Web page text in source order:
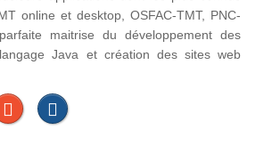
online et desktop, OSFAC-TMT, PNC-
maitrise du développement des
Java et création des sites web